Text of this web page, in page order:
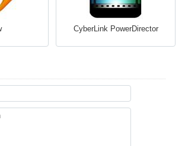
CyberLink PowerDirector